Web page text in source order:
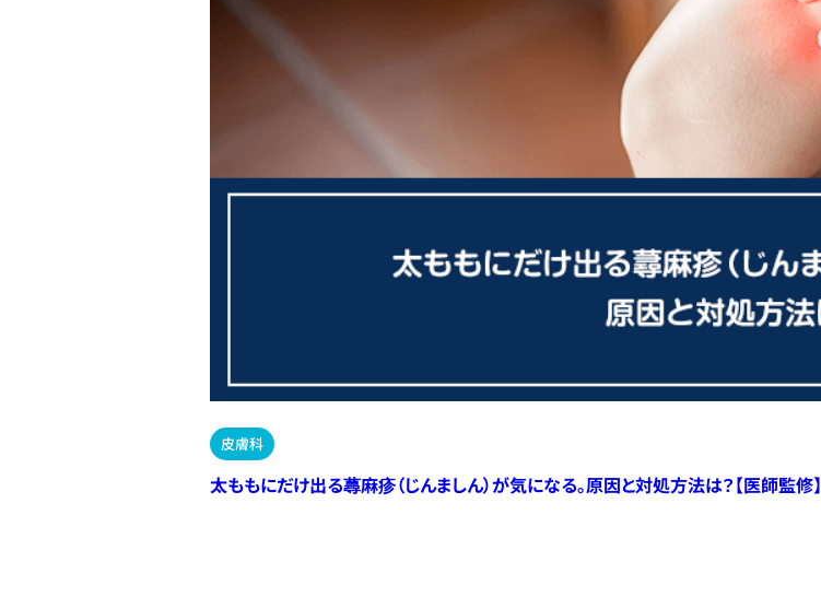
皮膚科
太ももにだけ出る蕁麻疹（じんましん）が気になる。原因と対処方法は？【医師監修】